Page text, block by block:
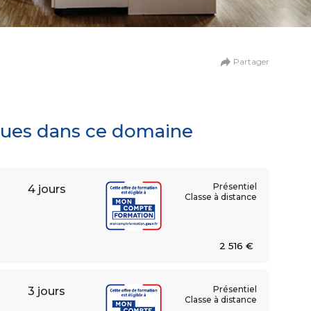
et collaboratif
Partager
dans ce domaine
2 516 €
4 jours
Présentiel
Classe à distance
3 jours
Présentiel
Classe à distance